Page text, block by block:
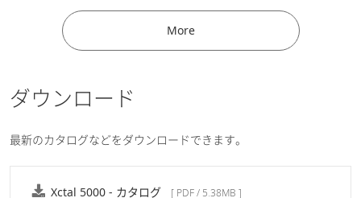
More
ダウンロード
最新のカタログなどをダウンロードできます。
Xctal 5000 - カタログ [ PDF / 5.38MB ]